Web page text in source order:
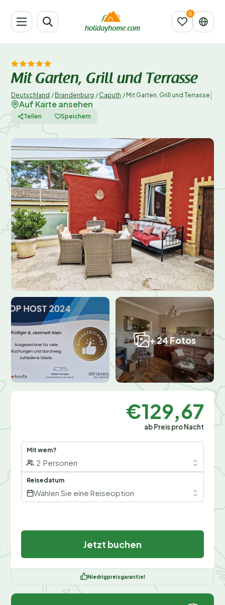
Mit Garten, Grill und Terrasse
Deutschland / Brandenburg / Caputh / Mit Garten, Grill und Terrasse
Auf Karte ansehen
Teilen Speichern
+ 24 Fotos
€129,67
ab Preis pro Nacht
Mit wem?
2 Personen
Reisedatum
Wählen Sie eine Reiseoption
Jetzt buchen
Niedrigpreisgarantie!